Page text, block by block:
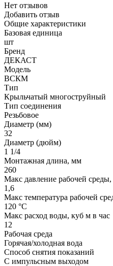
Нет отзывов
Добавить отзыв
Общие характеристики
Базовая единица
шт
Бренд
ДЕКАСТ
Модель
ВСКМ
Тип
Крыльчатый многоструйный
Тип соединения
Резьбовое
Диаметр (мм)
32
Диаметр (дюйм)
1 1/4
Монтажная длина, мм
260
Макс давление рабочей
1,6
Макс температура рабочей
120 °С
Макс расход воды, куб м в час
12
Рабочая среда
Горячая/холодная вода
Способ снятия показаний
С импульсным выходом